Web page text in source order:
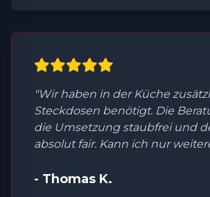
"Wir haben in der Küche
Steckdosen benötigt. Die
die Umsetzung staubfrei und
absolut fair. Kann ich nur
- Thomas K.